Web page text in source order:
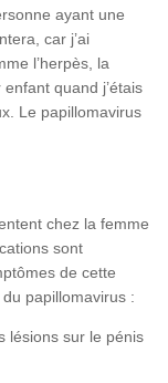
ayant une
car j’ai
l’herpès, la
enfant quand j’étais
. Le papillomavirus
chez la femme
sont
de cette
papillomavirus :
lésions sur le pénis